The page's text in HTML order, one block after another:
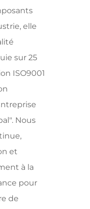
elle
sur 25
ISO9001
Nous
et
à la
pour
de